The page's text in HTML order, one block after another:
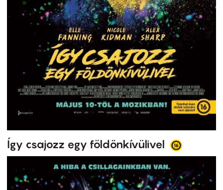
Így csajozz egy földönkívülivel